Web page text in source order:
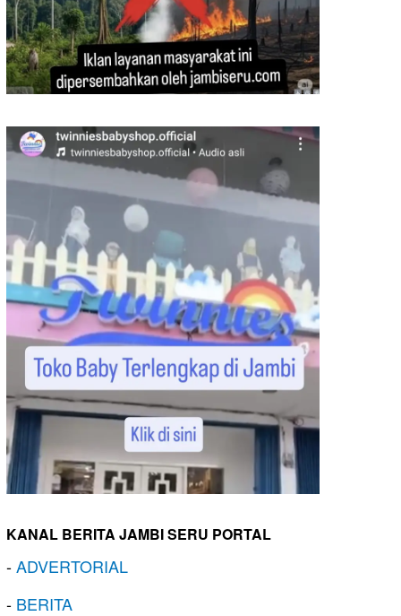
KANAL BERITA JAMBI SERU PORTAL
-ADVERTORIAL
- BERITA